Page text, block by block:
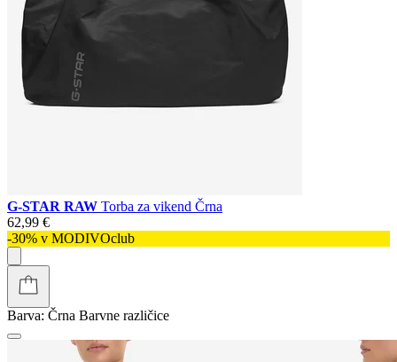
G-STAR RAW Torba za vikend Črna
62,99 €
-30% v MODIVOclub
Barva: Črna Barvne različice